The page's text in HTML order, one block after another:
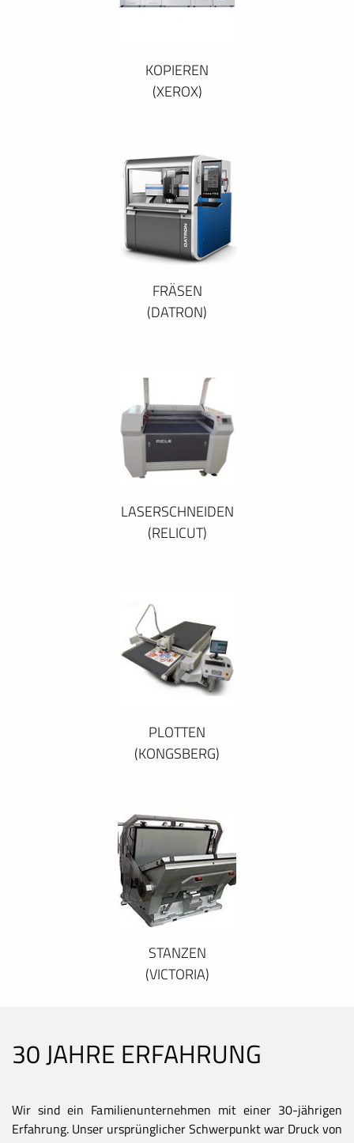
KOPIEREN
(XEROX)
FRÄSEN
(DATRON)
LASERSCHNEIDEN
(RELICUT)
PLOTTEN
(KONGSBERG)
STANZEN
(VICTORIA)
30 JAHRE ERFAHRUNG
Wir sind ein Familienunternehmen mit einer 30-jährigen
Erfahrung. Unser ursprünglicher Schwerpunkt war Druck von